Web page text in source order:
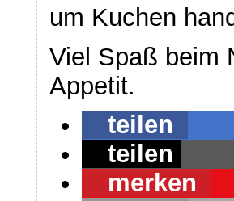
um Kuchen
Viel Spaß beim
Appetit.
teilen
teilen
merken